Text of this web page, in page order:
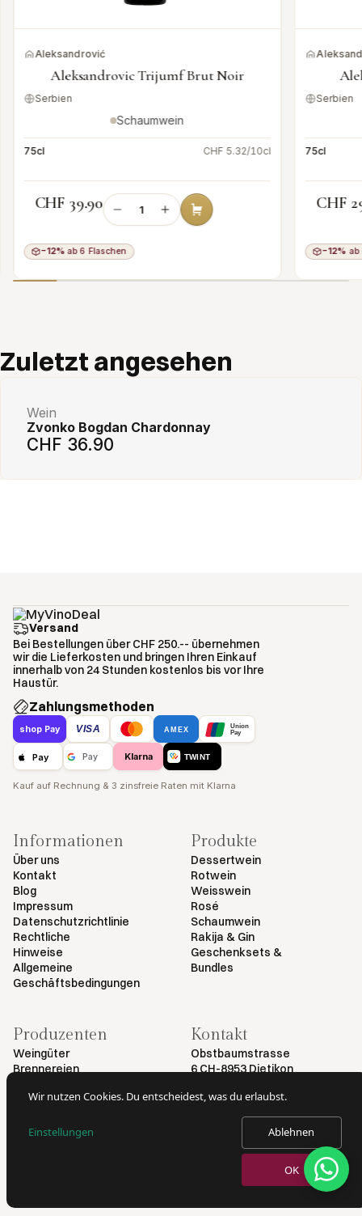
Aleksandrović
Aleksandrovic Trijumf Brut Noir
Serbien
Schaumwein
75cl CHF 5.32/10cl
CHF 39.90
−12%ab 6 Flaschen
Serbien
75cl
CHF
−12% ab
Zuletzt angesehen
Wein
Zvonko Bogdan Chardonnay
CHF 36.90
Versand
Bei Bestellungen über CHF 250.-- übernehmen
wir die Lieferkosten und bringen Ihren Einkauf
innerhalb von 24 Stunden kostenlos bis vor Ihre
Haustür.
Zahlungsmethoden
shop Pay VISA AMEX
Union
Pay
Pay Pay Klarna TWINT
Kauf auf Rechnung & 3 zinsfreie Raten mit Klarna
Informationen
Über uns
Kontakt
Blog
Impressum
Datenschutzrichtlinie
Rechtliche
Hinweise
Allgemeine
Geschäftsbedingungen
Produkte
Dessertwein
Rotwein
Weisswein
Rosé
Schaumwein
Rakija & Gin
Geschenksets &
Bundles
Produzenten
Weingüter
Brennereien
Kontakt
Obstbaumstrasse
6 CH-8953 Dietikon
info@myvinodeal.ch
VERKAUF VON ALKOHOL NUR AN PERSONEN AB 18 JAHREN.
Wir nutzen Cookies. Du entscheidest, was du erlaubst.
Einstellungen Ablehnen
OK